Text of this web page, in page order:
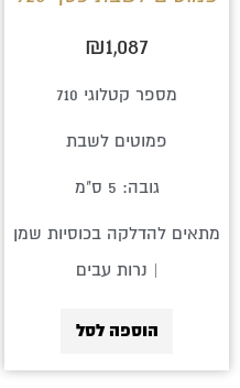
₪1,087
מספר קטלוגי 710
פמוטים לשבת
גובה: 5 ס"מ
מתאים להדלקה בכוסיות שמן
| נרות עבים
הוספה לסל